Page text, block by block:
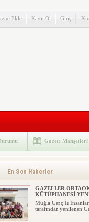
Ekle Kayıt Ol Giriş
Gazete Manşetleri
En Son Haberler
GAZELLER
KÜTÜPHANESİ
Muğla Genç İş
tarafından yenilenen